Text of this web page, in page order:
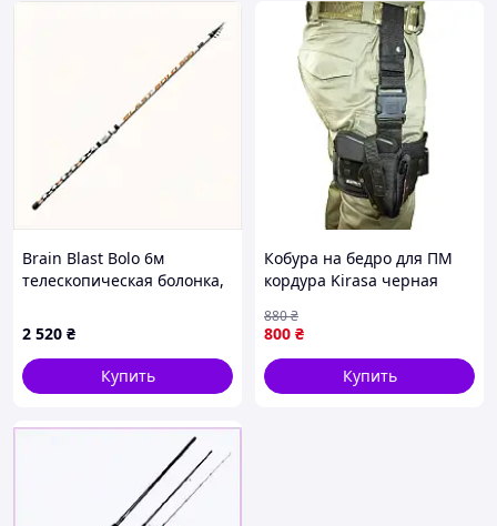
Brain Blast Bolo 6м
телескопическая болонка,
2 520 ₴
Купить
Кобура на бедро для ПМ
кордура Kirasa черная
800 ₴
880₴
Купить